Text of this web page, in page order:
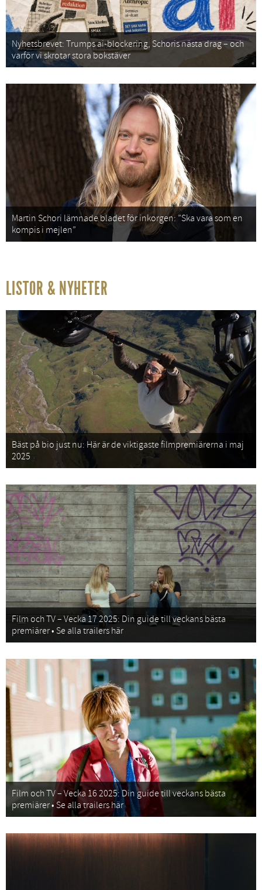
Nyhetsbrevet: Trumps ai-blockering, Schoris nästa drag – och
varför vi skrotar stora bokstäver
Martin Schori lämnade bladet för inkorgen: ”Ska vara som en
kompis i mejlen”
LISTOR & NYHETER
Bäst på bio just nu: Här är de viktigaste filmpremiärerna i maj
2025
Film och TV – Vecka 17 2025: Din guide till veckans bästa
premiärer • Se alla trailers här
Film och TV – Vecka 16 2025: Din guide till veckans bästa
premiärer • Se alla trailers här